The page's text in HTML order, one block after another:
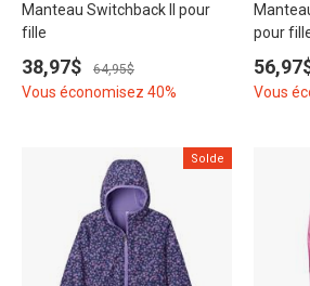
Manteau Switchback II pour
fille
38,97$ 64,95$
Vous économisez 40%
pour
Vous
Solde